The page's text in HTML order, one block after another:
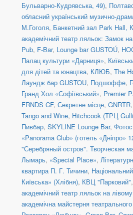
Бульварно-Кудрявська, 49),
обласний український музично-
М.Гоголя, Банкетний зал Park Hall,
академічний театр ляльок: Замок на
Pub, F-Bar, Lounge bar GUSTOÚ,
Палац культури «Дарниця»,
для дітей та юнацтва, КЛЮБ, The
Лаундж бар GUSTOU, Подшоффе,
Гранд Хол «Софіївський», Premier
FRNDS CF, Секретне місце, GNRTR,
Tango and Wine, Hitchcook (ТРЦ
Пивбар, SKYLINE Lounge Bar,
«Panorama Club» (готель «Дніпро»
"Серебряный остров". Творческая
Лымарь, «Special Place»,
квартира П. Г. Тичини,
Київська» (Хлібня), КВЦ "Парковий",
академічний театр ляльок на
академічна майстерня театрального